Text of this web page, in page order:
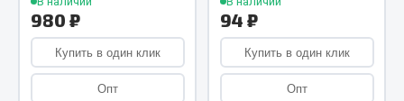
Весь раздел
Цепи подъёмные
980 ₽
Купить в один клик
Опт
94 ₽
Купить в один клик
Опт